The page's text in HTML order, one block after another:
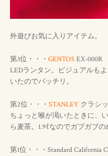
外遊びお気に入りアイテム。
第3位・・・ GENTOSEX-000R
LEDランタン。ビジュアルも
いたのでバッチリ。
第2位・・・ STANLEYクラシ
ちょっと喉が渇いたときに、
ら麦茶。1.9ℓなのでガブガブの
第1位・・・Standard California